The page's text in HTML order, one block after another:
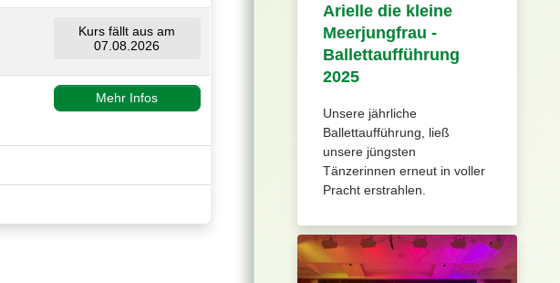
Kurs fällt aus am
07.08.2026
Mehr Infos
Arielle die kleine
Meerjungfrau -
Ballettaufführung
2025
Unsere jährliche
Ballettaufführung, ließ
unsere jüngsten
Tänzerinnen erneut in voller
Pracht erstrahlen.